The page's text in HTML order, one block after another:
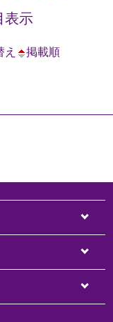
表示
え 掲載順